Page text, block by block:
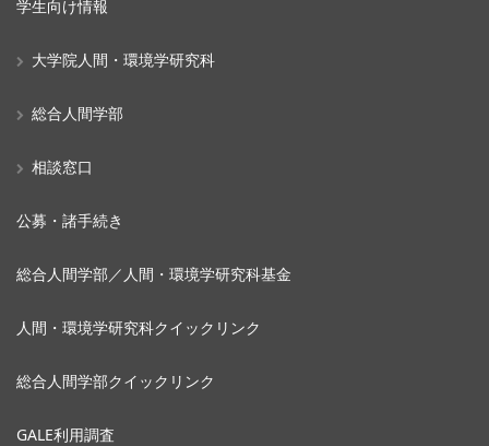
学生向け情報
大学院人間・環境学研究科
総合人間学部
相談窓口
公募・諸手続き
総合人間学部／人間・環境学研究科基金
人間・環境学研究科クイックリンク
総合人間学部クイックリンク
GALE利用調査